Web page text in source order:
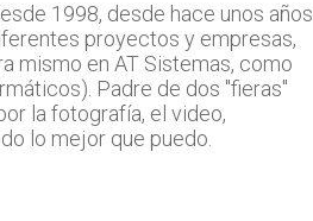
1998, desde hace unos años
proyectos y empresas,
mismo en AT Sistemas, como
Padre de dos "fieras"
la fotografía, el video,
lo mejor que puedo.